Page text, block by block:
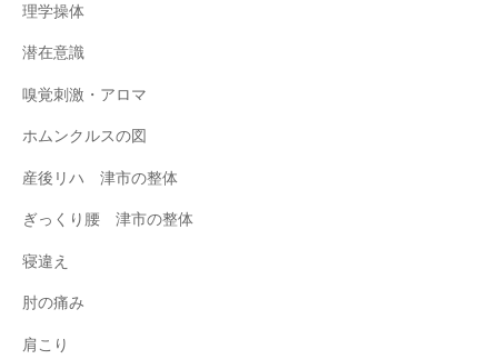
理学操体
潜在意識
嗅覚刺激・アロマ
ホムンクルスの図
産後リハ 津市の整体
ぎっくり腰 津市の整体
寝違え
肘の痛み
肩こり